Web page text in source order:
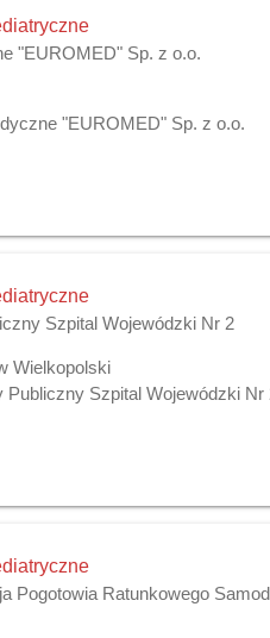
"EUROMED" Sp. z o.o.
"EUROMED" Sp. z o.o.
Szpital Wojewódzki Nr 2
Wielkopolski
Publiczny Szpital Wojewódzki Nr
Pogotowia Ratunkowego